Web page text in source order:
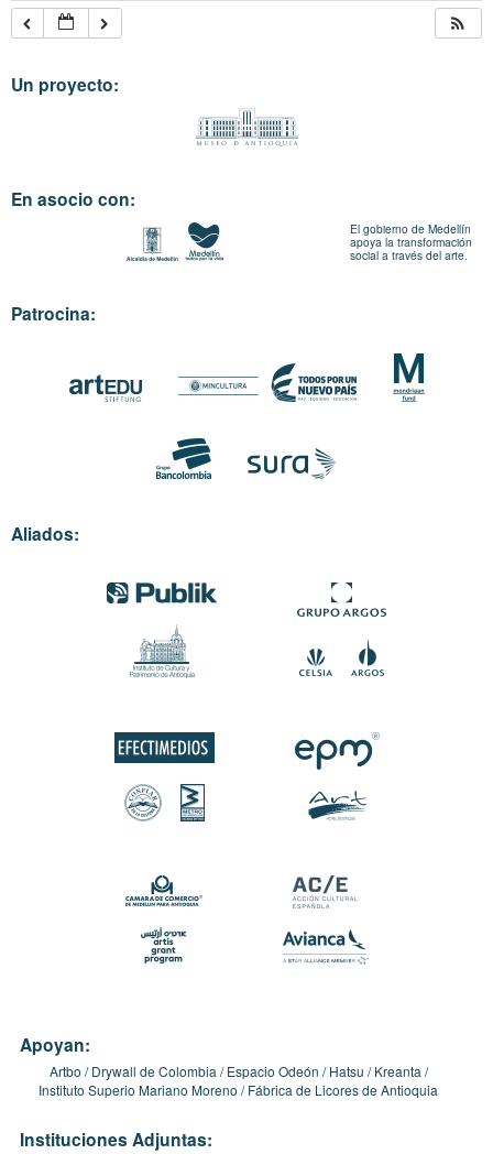
Un proyecto:
En asocio con:
El gobierno de Medellín
apoya la transformación
social a través del arte.
Patrocina:
Aliados:
Apoyan:
Artbo Drywall de Colombia Espacio Odeón Hatsu
Kreanta
Instituto Superio Mariano Moreno
Fábrica de Licores de Antioquia
Instituciones Adjuntas: